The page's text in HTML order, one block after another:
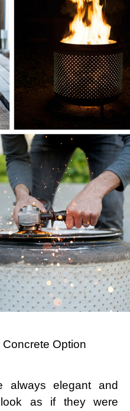
Option
always elegant and
as if they were